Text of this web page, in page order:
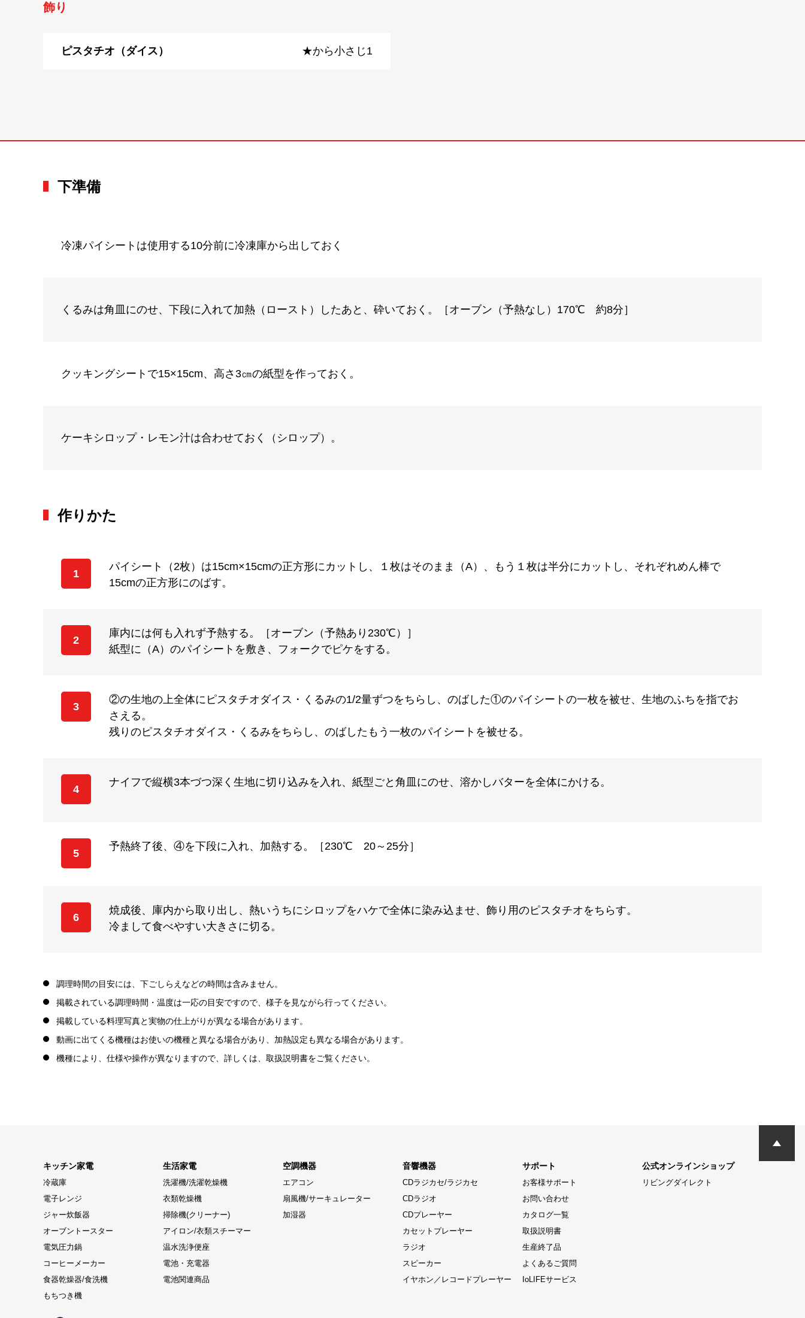
飾り
ピスタチオ（ダイス） ★から小さじ1
下準備
冷凍パイシートは使用する10分前に冷凍庫から出しておく
くるみは角皿にのせ、下段に入れて加熱（ロースト）したあと、砕いておく。［オーブン（予熱なし）170℃ 約8分］
クッキングシートで15×15cm、高さ3㎝の紙型を作っておく。
ケーキシロップ・レモン汁は合わせておく（シロップ）。
作りかた
1
パイシート（2枚）は15cm×15cmの正方形にカットし、１枚はそのまま（A）、もう１枚は半分にカットし、それぞれめん棒で
15cmの正方形にのばす。
2
庫内には何も入れず予熱する。［オーブン（予熱あり230℃）］
紙型に（A）のパイシートを敷き、フォークでピケをする。
3
②の生地の上全体にピスタチオダイス・くるみの1/2量ずつをちらし、のばした①のパイシートの一枚を被せ、生地のふちを指でお
さえる。
残りのピスタチオダイス・くるみをちらし、のばしたもう一枚のパイシートを被せる。
4
ナイフで縦横3本づつ深く生地に切り込みを入れ、紙型ごと角皿にのせ、溶かしバターを全体にかける。
5
予熱終了後、④を下段に入れ、加熱する。［230℃ 20～25分］
6
焼成後、庫内から取り出し、熱いうちにシロップをハケで全体に染み込ませ、飾り用のピスタチオをちらす。
冷まして食べやすい大きさに切る。
調理時間の目安には、下ごしらえなどの時間は含みません。
掲載されている調理時間・温度は一応の目安ですので、様子を見ながら行ってください。
掲載している料理写真と実物の仕上がりが異なる場合があります。
動画に出てくる機種はお使いの機種と異なる場合があり、加熱設定も異なる場合があります。
機種により、仕様や操作が異なりますので、詳しくは、取扱説明書をご覧ください。
キッチン家電
冷蔵庫
電子レンジ
ジャー炊飯器
オーブントースター
電気圧力鍋
コーヒーメーカー
食器乾燥器/食洗機
もちつき機
生活家電
洗濯機/洗濯乾燥機
衣類乾燥機
掃除機(クリーナー)
アイロン/衣類スチーマー
温水洗浄便座
電池・充電器
電池関連商品
空調機器
エアコン
扇風機/サーキュレーター
加湿器
音響機器
CDラジカセ/ラジカセ
CDラジオ
CDプレーヤー
カセットプレーヤー
ラジオ
スピーカー
イヤホン／レコードプレーヤー
サポート
お客様サポート
お問い合わせ
カタログ一覧
取扱説明書
生産終了品
よくあるご質問
IoLIFEサービス
公式オンラインショップ
リビングダイレクト